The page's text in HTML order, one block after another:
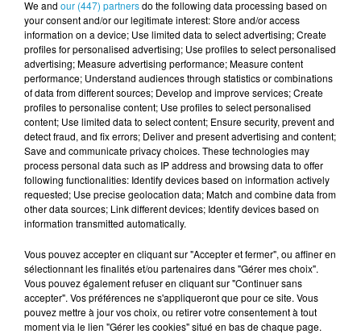
Votre n° de téléphone*
Votre message*
Taille maximum : 500 caractères
Votre CV
We and our (447) partnersdo the following data processing based on
your consent and/or our legitimate interest: Store and/or access
information on a device; Use limited data to select advertising; Create
profiles for personalised advertising; Use profiles to select personalised
advertising; Measure advertising performance; Measure content
performance; Understand audiences through statistics or combinations
of data from different sources; Develop and improve services; Create
profiles to personalise content; Use profiles to select personalised
content; Use limited data to select content; Ensure security, prevent and
detect fraud, and fix errors; Deliver and present advertising and content;
Save and communicate privacy choices. These technologies may
process personal data such as IP address and browsing data to offer
following functionalities: Identify devices based on information actively
requested; Use precise geolocation data; Match and combine data from
other data sources; Link different devices; Identify devices based on
information transmitted automatically.
Vous pouvez accepter en cliquant sur "Accepter et fermer", ou affiner en
sélectionnant les finalités et/ou partenaires dans "Gérer mes choix".
Vous pouvez également refuser en cliquant sur "Continuer sans
accepter". Vos préférences ne s'appliqueront que pour ce site. Vous
pouvez mettre à jour vos choix, ou retirer votre consentement à tout
moment via le lien "Gérer les cookies" situé en bas de chaque page.